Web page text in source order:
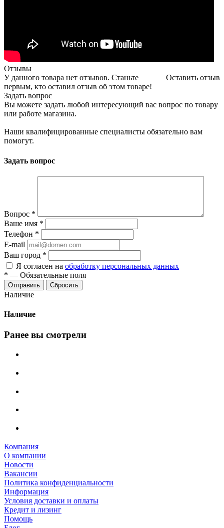
Отзывы
Оставить отзыв
У данного товара нет отзывов. Станьте
первым, кто оставил отзыв об этом товаре!
Задать вопрос
Вы можете задать любой интересующий вас вопрос по товару
или работе магазина.
Наши квалифицированные специалисты обязательно вам
помогут.
Задать вопрос
Вопрос *
Ваше имя *
Телефон *
E-mail
Ваш город *
Я согласен на обработку персональных данных
* — Обязательные поля
Сбросить
Наличие
Наличие
Ранее вы смотрели
Компания
О компании
Новости
Вакансии
Политика конфиденциальности
Информация
Условия доставки и оплаты
Кредит и лизинг
Помощь